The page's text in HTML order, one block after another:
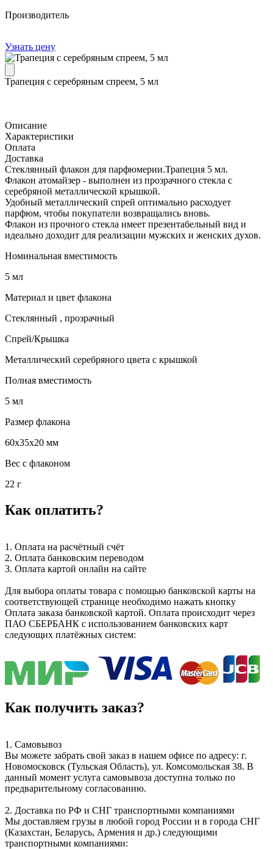
Производитель
Узнать цену
Трапеция с серебряным спреем, 5 мл
Описание
Характеристики
Оплата
Доставка
Стеклянный флакон для парфюмерии.Трапеция 5 мл.
Флакон атомайзер - выполнен из прозрачного стекла с
серебряной металлической крышкой.
Удобный металлический спрей оптимально расходует
парфюм, чтобы покупатели возвращались вновь.
Флакон из прочного стекла имеет презентабельный вид и
идеально доходит для реализации мужских и женских духов.
Номинальная вместимость
5 мл
Материал и цвет флакона
Стеклянный , прозрачный
Спрей/Крышка
Металлический серебряного цвета с крышкой
Полная вместимость
5 мл
Размер флакона
60х35х20 мм
Вес с флаконом
22 г
Как оплатить?
1. Оплата на расчётный счёт
2. Оплата банковским переводом
3. Оплата картой онлайн на сайте
Для выбора оплаты товара с помощью банковской карты на
соответствующей странице необходимо нажать кнопку
Оплата заказа банковской картой. Оплата происходит через
ПАО СБЕРБАНК с использованием банковских карт
следующих платёжных систем:
Как получить заказ?
1. Самовывоз
Вы можете забрать свой заказ в нашем офисе по адресу: г.
Новомосковск (Тульская Область), ул. Комсомольская 38. В
данный момент услуга самовывоза доступна только по
предварительному согласованию.
2. Доставка по РФ и СНГ транспортными компаниями
Мы доставляем грузы в любой город России и в города СНГ
(Казахстан, Беларусь, Армения и др.) следующими
транспортными компаниями: